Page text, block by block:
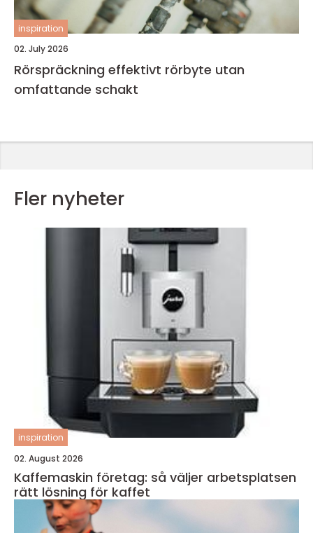
inspiration
02. July 2026
Rörspräckning effektivt rörbyte utan
omfattande schakt
Fler nyheter
inspiration
02. August 2026
Kaffemaskin företag: så väljer arbetsplatsen
rätt lösning för kaffet